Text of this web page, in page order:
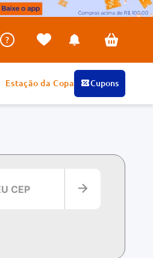
Estação da Copa Cupons